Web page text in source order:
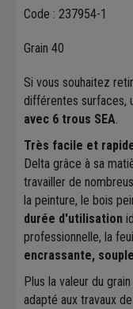
Code : 237954-1
Grain 40
Si vous souhaitez
différentes surfaces,
avec 6 trous SEA.
Très facile et
Delta grâce à sa
travailler de
la peinture, le bois
durée d'utilisation
professionnelle, la
encrassante,
Plus la valeur du
adapté aux travaux